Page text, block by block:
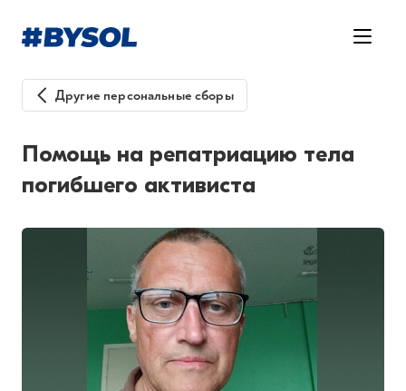
Другие персональные сборы
Помощь на репатриацию тела
погибшего активиста